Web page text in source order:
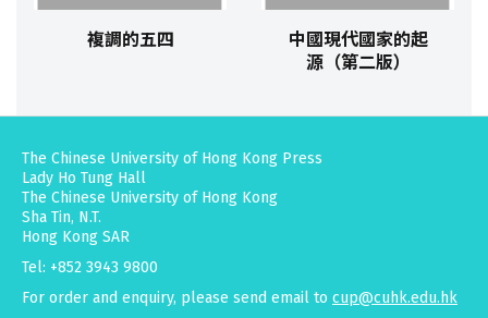
複調的五四
中國現代國家的起
源（第二版）
The Chinese University of Hong Kong Press
Lady Ho Tung Hall
The Chinese University of Hong Kong
Sha Tin, N.T.
Hong Kong SAR
Tel: +852 3943 9800
For order and enquiry, please send email to cup@cuhk.edu.hk